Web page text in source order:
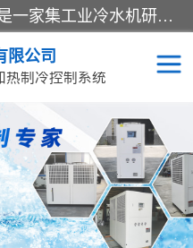
宿迁慈乌温控科技有限公司是一家集工业冷水机研发、制造、营销、服务于一体的技术生产型企业，经营范围包括：冷水机、螺杆式冷水机组、工业冷水机、水冷式冷水机、风冷式冷水机组、风冷螺杆式冷冻机组、冷冻机、注塑专用冷水机、混泥土专用冷水机、低温防爆冷水机组等。专业温控设备供应商 模温机/冷水机/导热油炉定制服务等
限公司
热制冷控制系统
模温机